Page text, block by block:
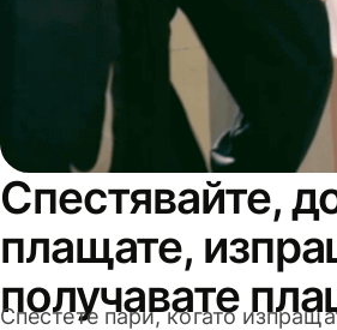
Спестявайте,
плащате,
получавате
Спестете пари, когато